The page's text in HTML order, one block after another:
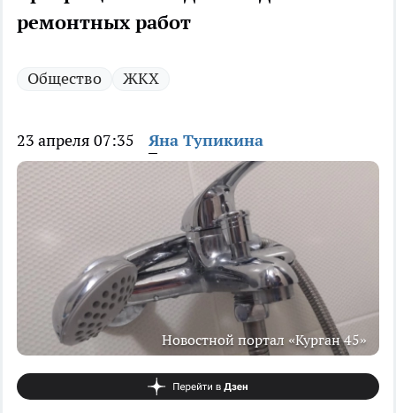
ремонтных работ
Общество ЖКХ
23 апреля 07:35 Яна Тупикина
Новостной портал «Курган 45»